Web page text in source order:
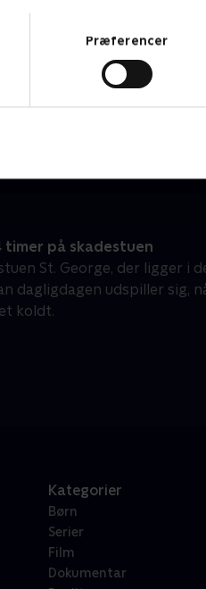
Præferencer
timer på skadestuen
St. George, der ligger i
dagligdagen udspiller sig,
koldt.
Kategorier
Børn
Serier
Film
Dokumentar